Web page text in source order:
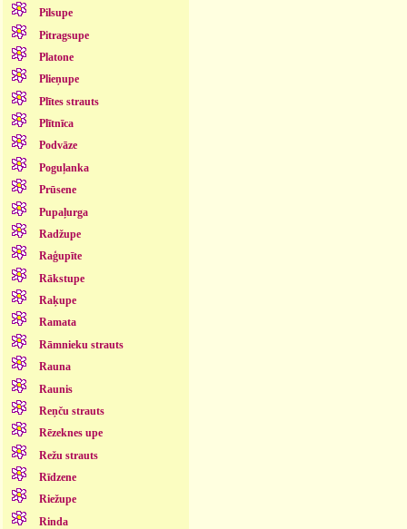
Pilsupe
Pitragsupe
Platone
Plieņupe
Plītes strauts
Plītnīca
Podvāze
Poguļanka
Prūsene
Pupaļurga
Radžupe
Raģupīte
Rākstupe
Raķupe
Ramata
Rāmnieku strauts
Rauna
Raunis
Reņču strauts
Rēzeknes upe
Režu strauts
Rīdzene
Riežupe
Rinda